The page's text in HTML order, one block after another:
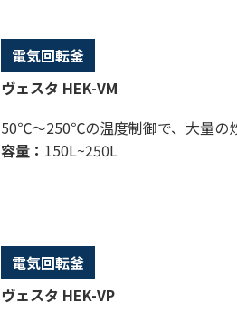
電気回転釜
ヴェスタ HEK-VM
50℃～250℃の温度制御で、大量の
容量： 150L~250L
電気回転釜
ヴェスタ HEK-VP